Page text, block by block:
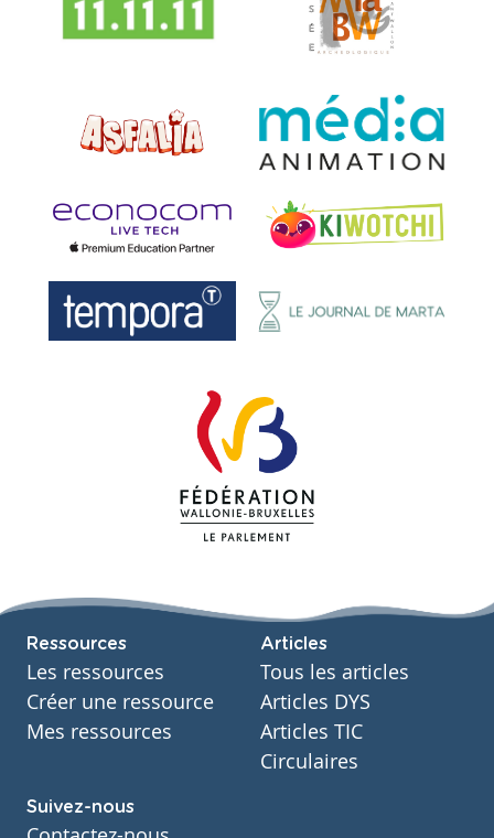
Ressources
Les ressources
Créer une ressource
Mes ressources
Articles
Tous les articles
Articles DYS
Articles TIC
Circulaires
Suivez-nous